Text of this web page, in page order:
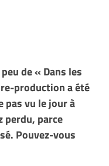
de « Dans les
production a été
pas vu le jour à
perdu, parce
Pouvez-vous